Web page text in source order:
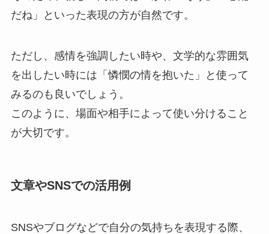
だね」といった表現の方が自然です。
ただし、感情を強調したい時や、文学的な雰囲気
を出したい時には「憐憫の情を抱いた」と使って
みるのも良いでしょう。
このように、場面や相手によって使い分けること
が大切です。
文章やSNSでの活用例
SNSやブログなどで自分の気持ちを表現する際、